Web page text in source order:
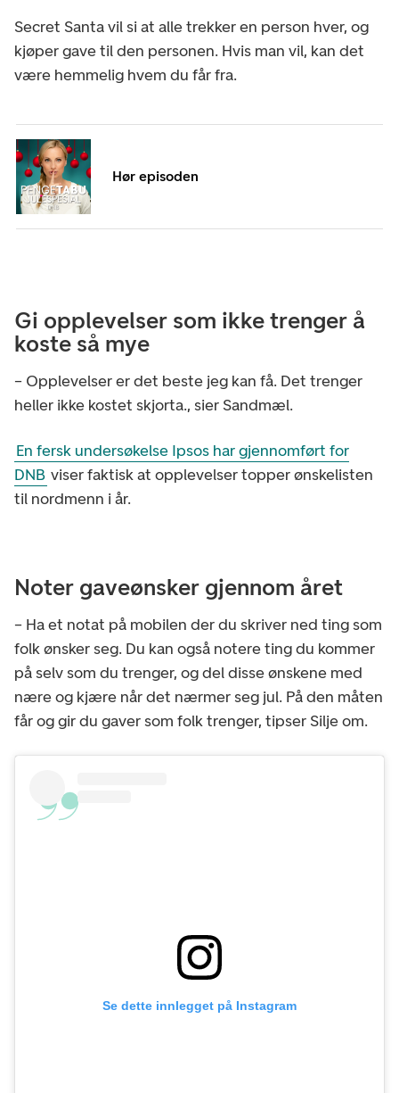
Secret Santa vil si at alle trekker en person hver, og
kjøper gave til den personen. Hvis man vil, kan det
være hemmelig hvem du får fra.
Hør episoden
Gi opplevelser som ikke trenger å
koste så mye
– Opplevelser er det beste jeg kan få. Det trenger
heller ikke kostet skjorta., sier Sandmæl.
En fersk undersøkelse Ipsos har gjennomført for
DNB viser faktisk at opplevelser topper ønskelisten
til nordmenn i år.
Noter gaveønsker gjennom året
– Ha et notat på mobilen der du skriver ned ting som
folk ønsker seg. Du kan også notere ting du kommer
på selv som du trenger, og del disse ønskene med
nære og kjære når det nærmer seg jul. På den måten
får og gir du gaver som folk trenger, tipser Silje om.
Se dette innlegget på Instagram